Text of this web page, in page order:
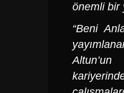
önemli bir
“Beni